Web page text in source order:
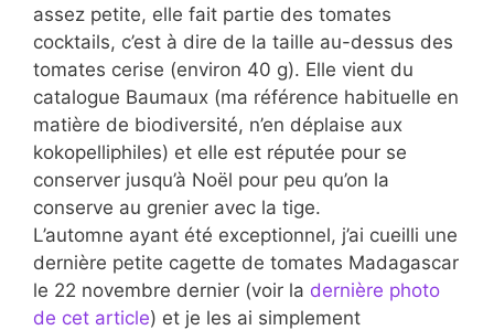
assez petite, elle fait partie des tomates
cocktails, c’est à dire de la taille au-dessus des
tomates cerise (environ 40 g). Elle vient du
catalogue Baumaux (ma référence habituelle en
matière de biodiversité, n’en déplaise aux
kokopelliphiles) et elle est réputée pour se
conserver jusqu’à Noël pour peu qu’on la
conserve au grenier avec la tige.
L’automne ayant été exceptionnel, j’ai cueilli une
dernière petite cagette de tomates Madagascar
le 22 novembre dernier (voir la dernière photo
de cet article) et je les ai simplement